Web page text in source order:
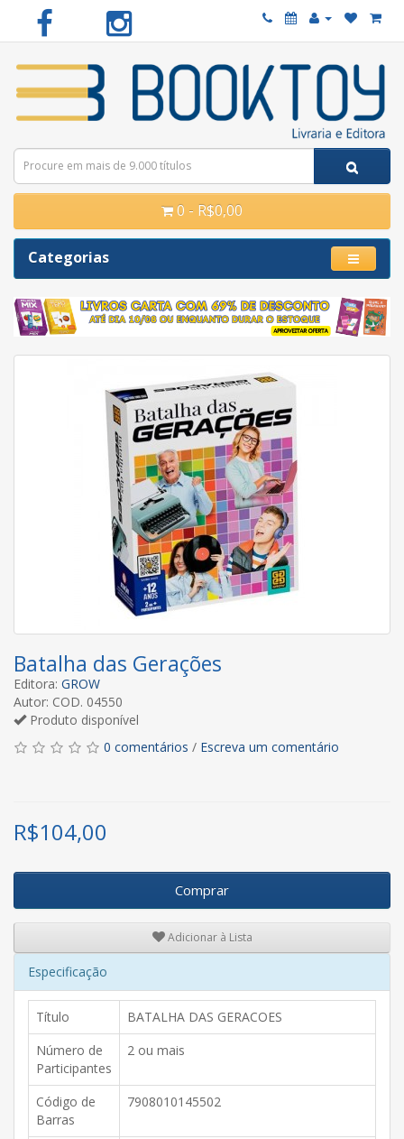
0 - R$0,00
Categorias
Batalha das Gerações
Editora: GROW
Autor: COD. 04550
Produto disponível
0 comentários / Escreva um comentário
R$104,00
Comprar
Adicionar à Lista
Especificação
Título
BATALHA DAS GERACOES
Número de
Participantes
2 ou mais
Código de
Barras
7908010145502